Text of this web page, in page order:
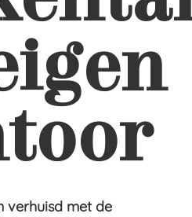
verhuisd met de